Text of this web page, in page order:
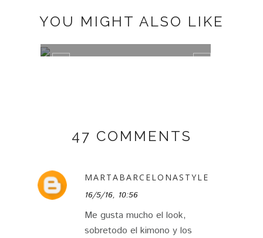
YOU MIGHT ALSO LIKE
47 COMMENTS
MARTABARCELONASTYLE
16/5/16, 10:56
Me gusta mucho el look,
sobretodo el kimono y los